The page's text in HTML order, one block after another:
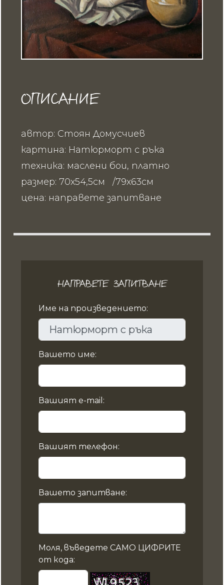
ОПИСАНИЕ
автор: Стоян Домусчиев
картина: Натюрморт с ръка
техника: маслени бои, платно
размер: 70х54,5см /79х63см
цена: направете запитване
НАПРАВЕТЕ ЗАПИТВАНЕ
Име на произведението:
Вашето име:
Вашият e-mail:
Вашият телефон:
Вашето запитване:
Моля, въведете САМО ЦИФРИТЕ
от кода: